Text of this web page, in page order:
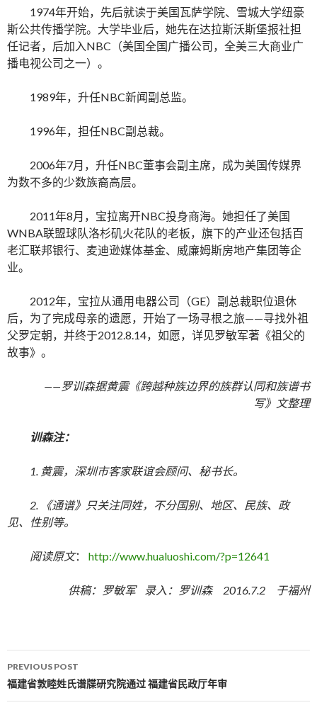
1974年开始，先后就读于美国瓦萨学院、雪城大学纽豪
斯公共传播学院。大学毕业后，她先在达拉斯沃斯堡报社担
任记者，后加入NBC（美国全国广播公司，全美三大商业广
播电视公司之一）。
1989年，升任NBC新闻副总监。
1996年，担任NBC副总裁。
2006年7月，升任NBC董事会副主席，成为美国传媒界
为数不多的少数族裔高层。
2011年8月，宝拉离开NBC投身商海。她担任了美国
WNBA联盟球队洛杉矶火花队的老板，旗下的产业还包括百
老汇联邦银行、麦迪逊媒体基金、威廉姆斯房地产集团等企
业。
2012年，宝拉从通用电器公司（GE）副总裁职位退休
后，为了完成母亲的遗愿，开始了一场寻根之旅——寻找外祖
父罗定朝，并终于2012.8.14，如愿，详见罗敏军著《祖父的
故事》。
——罗训森据黄震《跨越种族边界的族群认同和族谱书
写》文整理
训森注：
1. 黄震，深圳市客家联谊会顾问、秘书长。
2. 《通谱》只关注同姓，不分国别、地区、民族、政
见、性别等。
阅读原文： http://www.hualuoshi.com/?p=12641
供稿：罗敏军 录入：罗训森2016.7.2 于福州
Post navigation
PREVIOUS POST
福建省敦睦姓氏谱牒研究院通过 福建省民政厅年审